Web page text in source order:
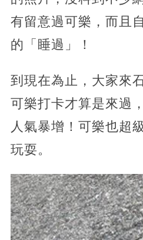
有留意過可樂，而且
的「睡過」！
到現在為止，大家來
可樂打卡才算是來過
人氣暴增！可樂也超
玩耍。